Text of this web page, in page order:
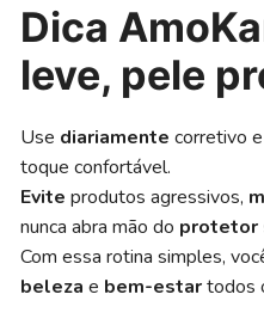
Dica
leve, pele
Use diariamente corretivo
toque confortável.
Eviteprodutos agressivos,
nunca abra mão do protetor
Com essa rotina simples,
belezae bem-estartodos